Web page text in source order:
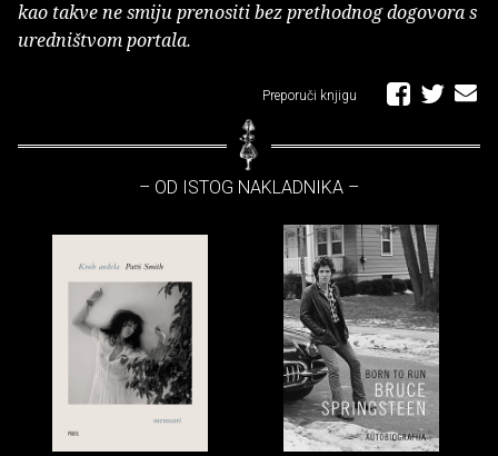
kao takve ne smiju prenositi bez prethodnog dogovora s
uredništvom portala.
Preporuči knjigu
– OD ISTOG NAKLADNIKA –